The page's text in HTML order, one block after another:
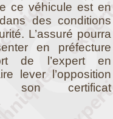
ce véhicule est en
des conditions
L’assuré pourra
en préfecture
de l’expert en
lever l’opposition
son certificat